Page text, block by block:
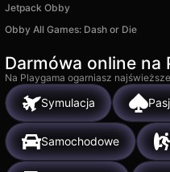
Jetpack Obby
Obby All Games: Dash or Die
Darmówa online na
Na Playgama ogarniasz
Symulacja
Samochodowe